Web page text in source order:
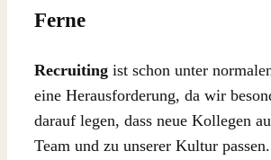
Ferne
Recruiting ist schon unter
eine Herausforderung, da wir
darauf legen, dass neue Kollegen
Team und zu unserer Kultur